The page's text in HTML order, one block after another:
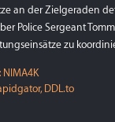
an der Zielgeraden
Police Sergeant
zu
NIMA4K
DDL.to